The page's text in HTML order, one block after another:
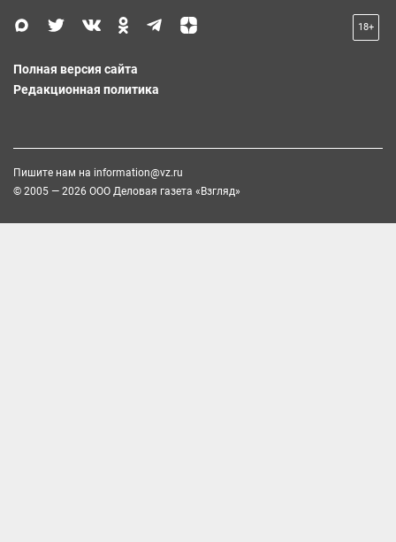
18+
Полная версия сайта
Редакционная политика
Пишите нам на information@vz.ru
© 2005 — 2026 ООО Деловая газета «Взгляд»